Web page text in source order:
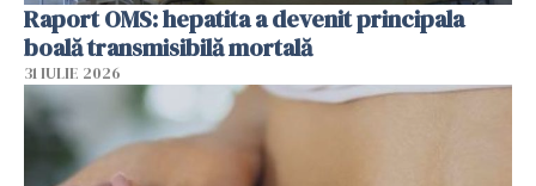
Raport OMS: hepatita a devenit principala
boală transmisibilă mortală
31 IULIE 2026